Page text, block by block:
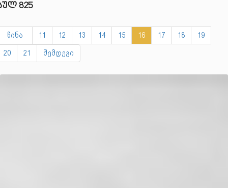
825
წინა 11 12 13 14 15 16 17 18
19
20
21 შემდეგი